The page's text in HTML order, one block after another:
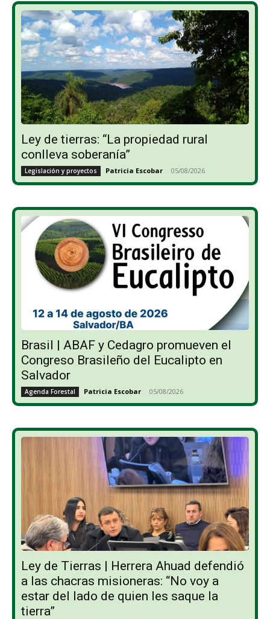
Ley de tierras: “La propiedad rural
conlleva soberanía”
Legislación y proyectos Patricia Escobar - 05/08/2026
Brasil | ABAF y Cedagro promueven el
Congreso Brasileño del Eucalipto en
Salvador
Agenda Forestal Patricia Escobar - 05/08/2026
Ley de Tierras | Herrera Ahuad defendió
a las chacras misioneras: “No voy a
estar del lado de quien les saque la
tierra”